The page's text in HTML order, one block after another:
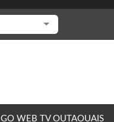
GO WEB TV OUTAOUAIS